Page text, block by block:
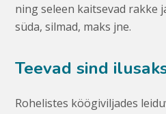
ning seleen kaitsevad rakke
süda, silmad, maks jne.
Teevad sind
Rohelistes köögiviljades